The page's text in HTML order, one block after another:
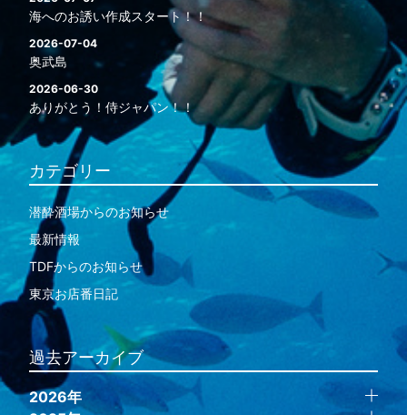
海へのお誘い作成スタート！！
2026-07-04
奥武島
2026-06-30
ありがとう！侍ジャパン！！
カテゴリー
潜酔酒場からのお知らせ
最新情報
TDFからのお知らせ
東京お店番日記
過去アーカイブ
2026年